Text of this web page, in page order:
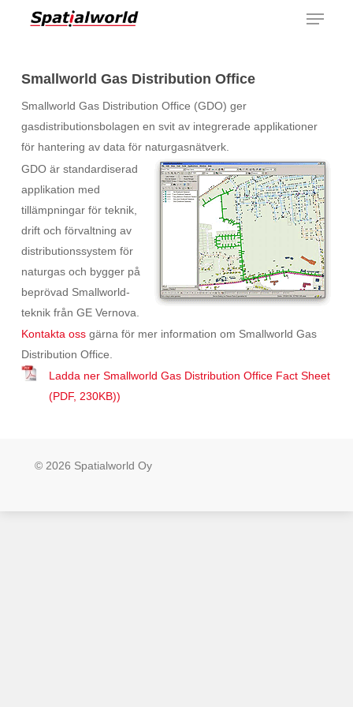
Menu
Smallworld Gas Distribution Office
Smallworld Gas Distribution Office (GDO) ger
gasdistributionsbolagen en svit av integrerade applikationer
för hantering av data för naturgasnätverk.
GDO är standardiserad
applikation med
tillämpningar för teknik,
drift och förvaltning av
distributionssystem för
naturgas och bygger på
beprövad Smallworld-
teknik från GE Vernova.
Kontakta ossgärna för mer information om Smallworld Gas
Distribution Office.
Ladda ner Smallworld Gas Distribution Office Fact Sheet
(PDF, 230KB))
© 2026 Spatialworld Oy